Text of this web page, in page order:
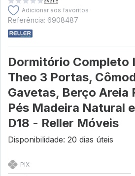
Adicionar aos favoritos
Referência: 6908487
Dormitório Completo
Theo 3 Portas,
Gavetas, Berço Areia
Pés Madeira Natural
D18 - Reller Móveis
Disponibilidade: 20 dias úteis
PIX